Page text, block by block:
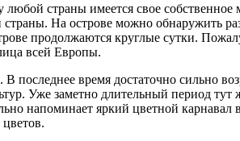
страны имеется свое
На острове можно обнаружить
продолжаются круглые сутки.
всей Европы.
время достаточно сильно
Уже заметно длительный период
напоминает яркий цветной